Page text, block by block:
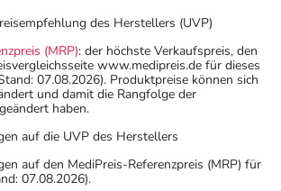
des Herstellers (UVP)
(MRP): der höchste Verkaufspreis, den
www.medipreis.de für dieses
07.08.2026). Produktpreise können sich
und damit die Rangfolge der
haben.
auf die UVP des Herstellers
auf den MediPreis-Referenzpreis (MRP) für
07.08.2026).